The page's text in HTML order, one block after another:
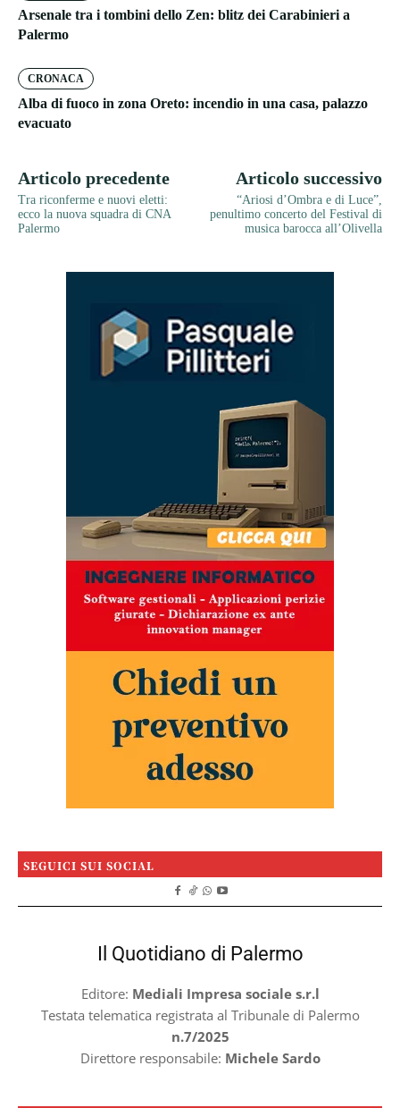
Arsenale tra i tombini dello Zen: blitz dei Carabinieri a
Palermo
CRONACA
Alba di fuoco in zona Oreto: incendio in una casa, palazzo
evacuato
Articolo precedente
Tra riconferme e nuovi eletti:
ecco la nuova squadra di CNA
Palermo
Articolo successivo
“Ariosi d’Ombra e di Luce”,
penultimo concerto del Festival di
musica barocca all’Olivella
SEGUICI SUI SOCIAL
Il Quotidiano di Palermo
Editore: Mediali Impresa sociale s.r.l
Testata telematica registrata al Tribunale di Palermo
n.7/2025
Direttore responsabile: Michele Sardo